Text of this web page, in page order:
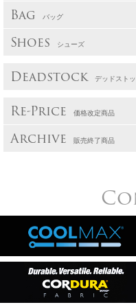
Bag バッグ
Shoes シューズ
Deadstock デッドストッ
Re-Price 価格改定商品
Archive 販売終了商品